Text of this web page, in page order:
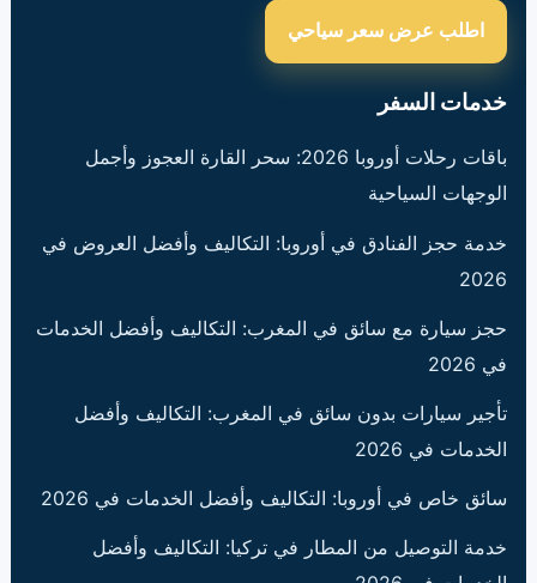
اطلب عرض سعر سياحي
خدمات السفر
باقات رحلات أوروبا 2026: سحر القارة العجوز وأجمل
الوجهات السياحية
خدمة حجز الفنادق في أوروبا: التكاليف وأفضل العروض في
2026
حجز سيارة مع سائق في المغرب: التكاليف وأفضل الخدمات
في 2026
تأجير سيارات بدون سائق في المغرب: التكاليف وأفضل
الخدمات في 2026
سائق خاص في أوروبا: التكاليف وأفضل الخدمات في 2026
خدمة التوصيل من المطار في تركيا: التكاليف وأفضل